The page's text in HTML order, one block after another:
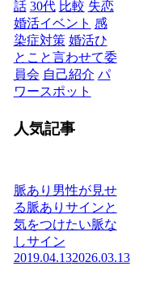
話 30代 比較 失恋
婚活イベント 感
染症対策 婚活ひ
とこと言わせて委
員会 自己紹介 パ
ワースポット
人気記事
脈あり男性が見せ
る脈ありサインと
気をつけたい脈な
しサイン
2019.04.132026.03.13